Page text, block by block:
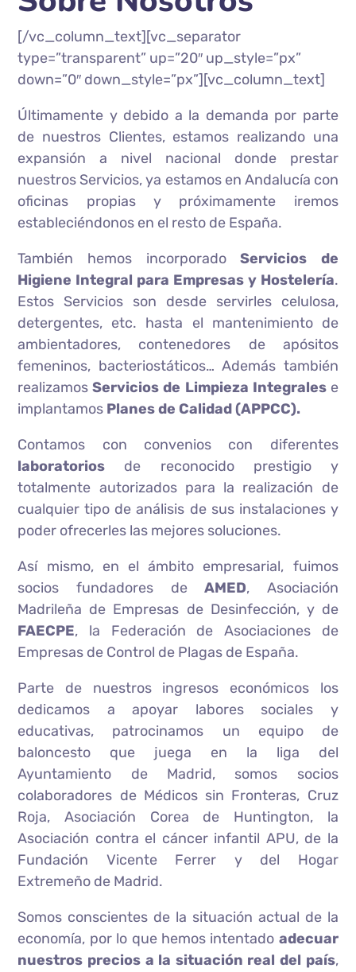
[/vc_column_text][vc_separator
type=”transparent” up=”20″ up_style=”px”
down=”0″ down_style=”px”][vc_column_text]
Últimamente y debido a la demanda por parte
de nuestros Clientes, estamos realizando una
expansión a nivel nacional donde prestar
nuestros Servicios, ya estamos en Andalucía con
oficinas propias y próximamente iremos
estableciéndonos en el resto de España.
También hemos incorporadoServicios de
Higiene Integral para Empresas y Hostelería.
Estos Servicios son desde servirles celulosa,
detergentes, etc. hasta el mantenimiento de
ambientadores, contenedores de apósitos
femeninos, bacteriostáticos… Además también
realizamosServicios de Limpieza Integralese
implantamos Planes de Calidad (APPCC).
Contamos con convenios con diferentes
laboratorios de reconocido prestigio y
totalmente autorizados para la realización de
cualquier tipo de análisis de sus instalaciones y
poder ofrecerles las mejores soluciones.
Así mismo, en el ámbito empresarial, fuimos
socios fundadores deAMED, Asociación
Madrileña de Empresas de Desinfección, y de
FAECPE, la Federación de Asociaciones de
Empresas de Control de Plagas de España.
Parte de nuestros ingresos económicos los
dedicamos a apoyar labores sociales y
educativas, patrocinamos un equipo de
baloncesto que juega en la liga del
Ayuntamiento de Madrid, somos socios
colaboradores de Médicos sin Fronteras, Cruz
Roja, Asociación Corea de Huntington, la
Asociación contra el cáncer infantil APU, de la
Fundación Vicente Ferrer y del Hogar
Extremeño de Madrid.
Somos conscientes de la situación actual de la
economía, por lo que hemos intentado adecuar
nuestros precios a la situación real del país,